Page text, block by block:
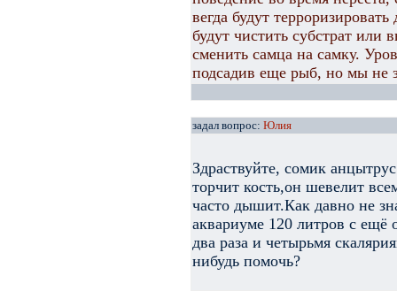
вегда будут
будут чистить субстрат
сменить самца на самку.
подсадив еще рыб, но мы не
задал вопрос: Юлия
Здраствуйте, сомик
торчит кость,он шевелит
часто дышит.Как давно не
аквариуме 120 литров с ещё
два раза и четырьмя
нибудь помочь?